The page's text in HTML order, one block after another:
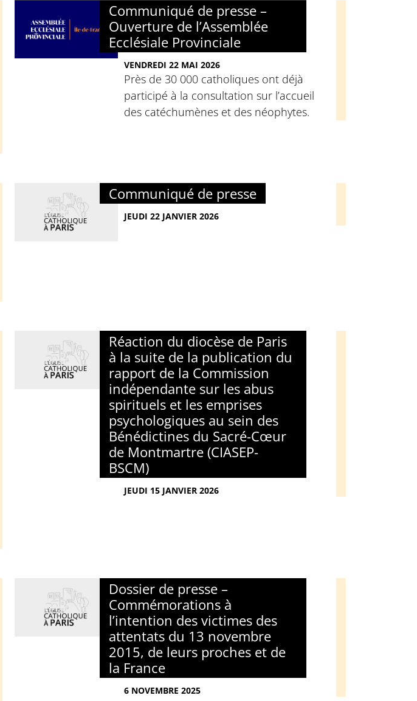
Communiqué de presse –
Ouverture de l’Assemblée
Ecclésiale Provinciale
VENDREDI 22 MAI 2026
Près de 30 000 catholiques ont déjà
participé à la consultation sur l’accueil
des catéchumènes et des néophytes.
Communiqué de presse
JEUDI 22 JANVIER 2026
Réaction du diocèse de Paris
à la suite de la publication du
rapport de la Commission
indépendante sur les abus
spirituels et les emprises
psychologiques au sein des
Bénédictines du Sacré-Cœur
de Montmartre (CIASEP-
BSCM)
JEUDI 15 JANVIER 2026
Dossier de presse –
Commémorations à
l’intention des victimes des
attentats du 13 novembre
2015, de leurs proches et de
la France
6 NOVEMBRE 2025